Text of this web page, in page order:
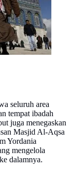
seluruh area
tempat ibadah
juga menegaskan
Masjid Al-Aqsa
Yordania
mengelola
dalamnya.